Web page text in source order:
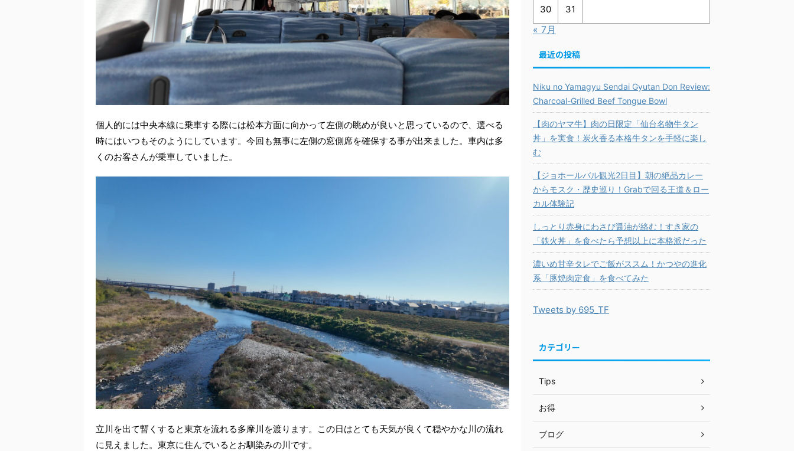
個人的には中央本線に乗車する際には松本方面に向かって左側の眺めが良いと思っているので、選べる
時にはいつもそのようにしています。今回も無事に左側の窓側席を確保する事が出来ました。車内は多
くのお客さんが乗車していました。
立川を出て暫くすると東京を流れる多摩川を渡ります。この日はとても天気が良くて穏やかな川の流れ
に見えました。東京に住んでいるとお馴染みの川です。
30 31
« 7月
最近の投稿
Niku no Yamagyu Sendai Gyutan Don Review:
Charcoal-Grilled Beef Tongue Bowl
【肉のヤマ牛】肉の日限定「仙台名物牛タン
丼」を実食！炭火香る本格牛タンを手軽に楽し
む
【ジョホールバル観光2日目】朝の絶品カレー
からモスク・歴史巡り！Grabで回る王道＆ロー
カル体験記
しっとり赤身にわさび醤油が絡む！すき家の
「鉄火丼」を食べたら予想以上に本格派だった
濃いめ甘辛タレでご飯がススム！かつやの進化
系「豚焼肉定食」を食べてみた
Tweets by 695_TF
カテゴリー
Tips
お得
ブログ